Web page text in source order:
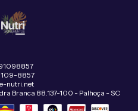
8857
nutri.net
Branca 88.137-100 - Palhoça - SC